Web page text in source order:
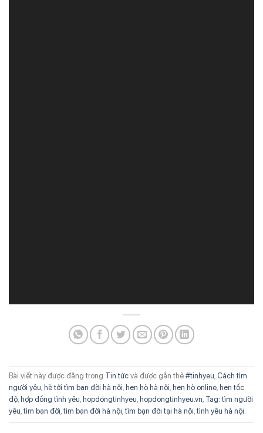
Bài viết này được đăng trong Tin tức và được gắn thẻ #tinhyeu, Cách tìm
người yêu, hè tới tìm bạn đời hà nội, hẹn hò hà nội, hẹn hò online, hẹn tốc
độ, hợp đồng tình yêu, hopdongtinhyeu, hopdongtinhyeu.vn, Tag: tìm người
yêu, tìm bạn đời, tìm bạn đời hà nội, tìm bạn đời tại hà nội, tình yêu hà nội.